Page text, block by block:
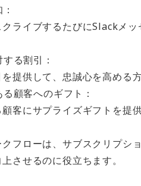
ライブするたびにSlackメ
る割引：
提供して、忠誠心を高める方
顧客へのギフト：
客にサプライズギフトを提
フローは、サブスクリプシ
させるのに役立ちます。